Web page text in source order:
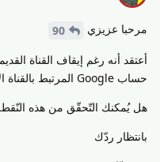
مرحبا عزيزي
90
أعتقد أنه رغم إيقاف القناة
حساب Google المرتبط بالقناة الأولى التي تمّ إيقافها.
هل يُمكنك التّحقّق من هذه
بانتظار ردّك